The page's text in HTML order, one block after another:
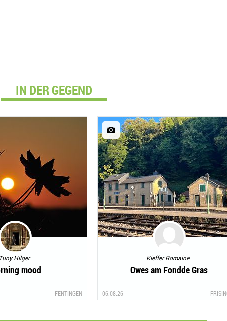
IN DER GEGEND
Tuny Hilger
mood
FENTINGEN
Kieffer Romaine
Owes am Fondde Gras
06.08.26